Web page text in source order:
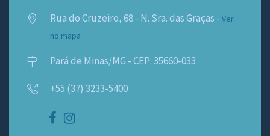
Rua do Cruzeiro, 68 - N. Sra. das Graças - Ver
no mapa
Pará de Minas/MG - CEP: 35660-033
+55 (37) 3233-5400